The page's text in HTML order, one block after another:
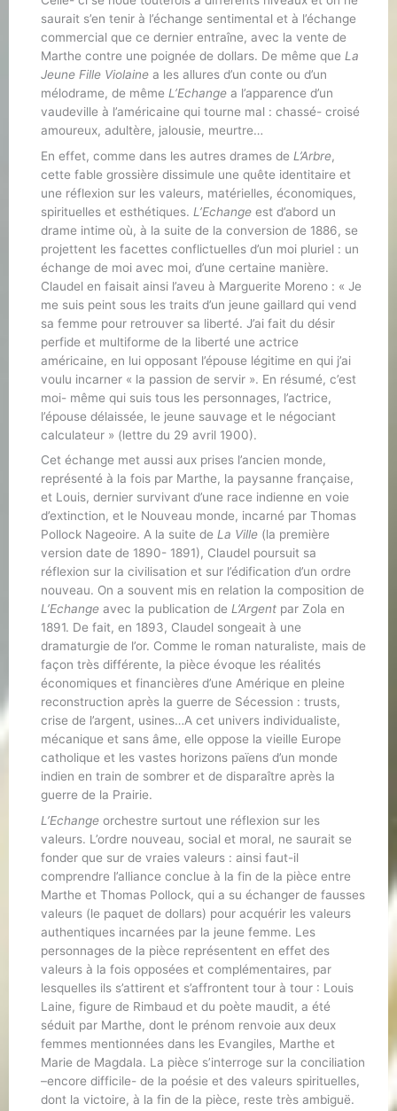
saurait s’en tenir à l’échange sentimental et à l’échange
commercial que ce dernier entraîne, avec la vente de
Marthe contre une poignée de dollars. De même que La
Jeune Fille Violaine a les allures d’un conte ou d’un
mélodrame, de même L’Echange a l’apparence d’un
vaudeville à l’américaine qui tourne mal : chassé- croisé
amoureux, adultère, jalousie, meurtre…
En effet, comme dans les autres drames de L’Arbre,
cette fable grossière dissimule une quête identitaire et
une réflexion sur les valeurs, matérielles, économiques,
spirituelles et esthétiques. L’Echange est d’abord un
drame intime où, à la suite de la conversion de 1886, se
projettent les facettes conflictuelles d’un moi pluriel : un
échange de moi avec moi, d’une certaine manière.
Claudel en faisait ainsi l’aveu à Marguerite Moreno : « Je
me suis peint sous les traits d’un jeune gaillard qui vend
sa femme pour retrouver sa liberté. J’ai fait du désir
perfide et multiforme de la liberté une actrice
américaine, en lui opposant l’épouse légitime en qui j’ai
voulu incarner « la passion de servir ». En résumé, c’est
moi- même qui suis tous les personnages, l’actrice,
l’épouse délaissée, le jeune sauvage et le négociant
calculateur » (lettre du 29 avril 1900).
Cet échange met aussi aux prises l’ancien monde,
représenté à la fois par Marthe, la paysanne française,
et Louis, dernier survivant d’une race indienne en voie
d’extinction, et le Nouveau monde, incarné par Thomas
Pollock Nageoire. A la suite de La Ville (la première
version date de 1890- 1891), Claudel poursuit sa
réflexion sur la civilisation et sur l’édification d’un ordre
nouveau. On a souvent mis en relation la composition de
L’Echange avec la publication de L’Argent par Zola en
1891. De fait, en 1893, Claudel songeait à une
dramaturgie de l’or. Comme le roman naturaliste, mais de
façon très différente, la pièce évoque les réalités
économiques et financières d’une Amérique en pleine
reconstruction après la guerre de Sécession : trusts,
crise de l’argent, usines…A cet univers individualiste,
mécanique et sans âme, elle oppose la vieille Europe
catholique et les vastes horizons païens d’un monde
indien en train de sombrer et de disparaître après la
guerre de la Prairie.
L’Echange orchestre surtout une réflexion sur les
valeurs. L’ordre nouveau, social et moral, ne saurait se
fonder que sur de vraies valeurs : ainsi faut-il
comprendre l’alliance conclue à la fin de la pièce entre
Marthe et Thomas Pollock, qui a su échanger de fausses
valeurs (le paquet de dollars) pour acquérir les valeurs
authentiques incarnées par la jeune femme. Les
personnages de la pièce représentent en effet des
valeurs à la fois opposées et complémentaires, par
lesquelles ils s’attirent et s’affrontent tour à tour : Louis
Laine, figure de Rimbaud et du poète maudit, a été
séduit par Marthe, dont le prénom renvoie aux deux
femmes mentionnées dans les Evangiles, Marthe et
Marie de Magdala. La pièce s’interroge sur la conciliation
–encore difficile- de la poésie et des valeurs spirituelles,
dont la victoire, à la fin de la pièce, reste très ambiguë.